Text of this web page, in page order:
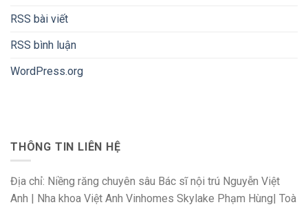
RSS bài viết
RSS bình luận
WordPress.org
THÔNG TIN LIÊN HỆ
Địa chỉ: Niềng răng chuyên sâu Bác sĩ nội trú Nguyễn Việt
Anh | Nha khoa Việt Anh Vinhomes Skylake Phạm Hùng| Toà